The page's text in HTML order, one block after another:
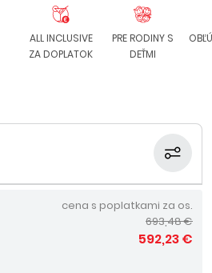
ALL INCLUSIVE
ZA DOPLATOK
PRE RODINY S
DEŤMI
cena s poplatkami za os.
693,48 €
592,23 €